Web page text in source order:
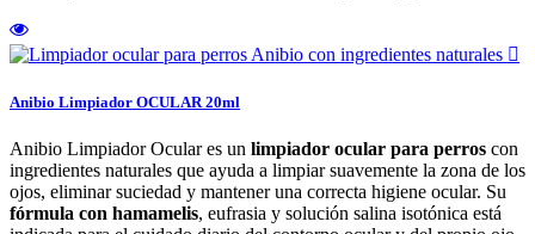

Anibio Limpiador OCULAR 20ml
Anibio Limpiador Ocular es un limpiador ocular para perros con
ingredientes naturales que ayuda a limpiar suavemente la zona de los
ojos, eliminar suciedad y mantener una correcta higiene ocular. Su
fórmula con hamamelis, eufrasia y solución salina isotónica está